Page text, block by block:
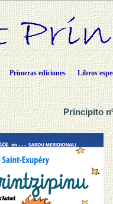
Primeras ediciones Libros
Principito